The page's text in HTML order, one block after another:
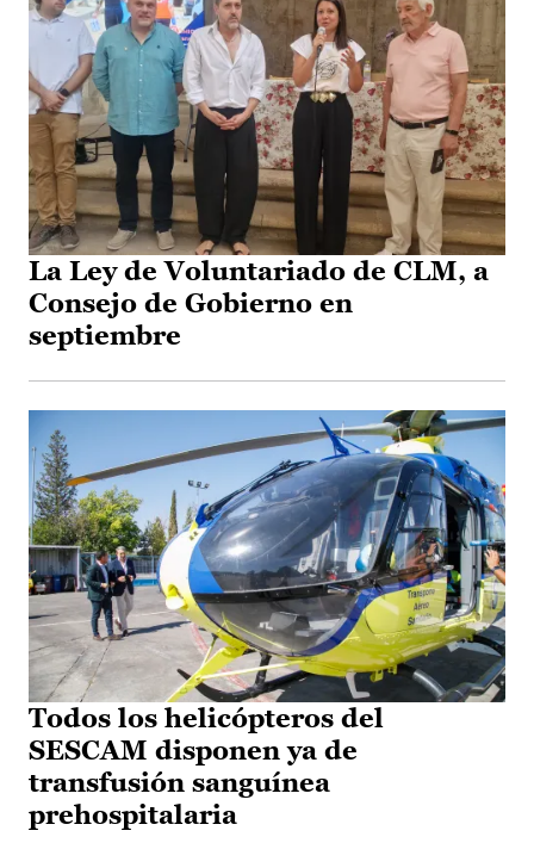
La Ley de Voluntariado de CLM, a
Consejo de Gobierno en
septiembre
Todos los helicópteros del
SESCAM disponen ya de
transfusión sanguínea
prehospitalaria